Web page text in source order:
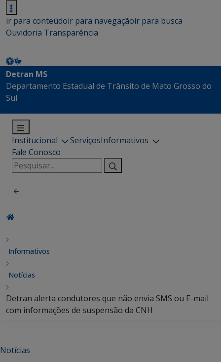
ir para conteúdoir para navegaçãoir para busca
Ouvidoria Transparência
Detran MS
Departamento Estadual de Trânsito de Mato Grosso do
Sul
Institucional ServiçosInformativos
Fale Conosco
Pesquisar
por:
Informativos
Notícias
Detran alerta condutores que não envia SMS ou E-mail
com informações de suspensão da CNH
Notícias